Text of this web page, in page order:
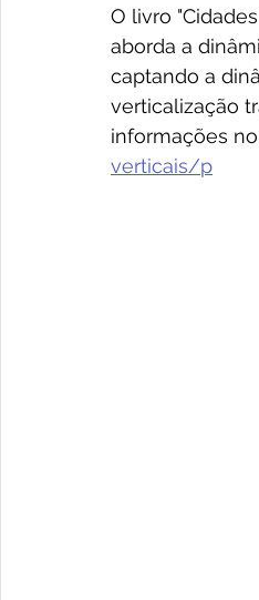
O livro
aborda a
captando a
verticalização
informações
verticais/p